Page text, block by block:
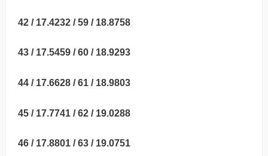
42 / 17.4232 / 59 / 18.8758
43 / 17.5459 / 60 / 18.9293
44 / 17.6628 / 61 / 18.9803
45 / 17.7741 / 62 / 19.0288
46 / 17.8801 / 63 / 19.0751